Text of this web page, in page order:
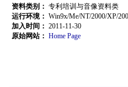
资料类别： 专利培训与音像资料类
运行环境： Win9x/Me/NT/2000/XP/
加入时间： 2011-11-30
原始网站： Home Page